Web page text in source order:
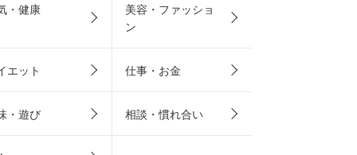
・健康
美容・ファッショ
ン
エット 仕事・お金
・遊び 相談・慣れ合い